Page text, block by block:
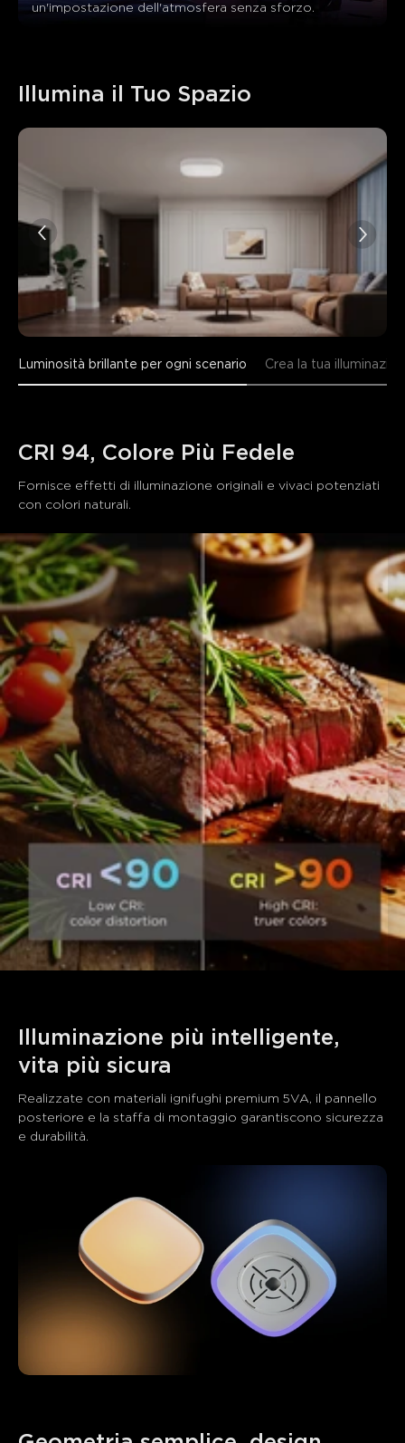
un'impostazione dell'atmosfera senza sforzo.
Illumina il Tuo Spazio
Luminosità brillante per ogni scenario Crea la tua
CRI 94, Colore Più Fedele
Fornisce effetti di illuminazione originali e vivaci potenziati
con colori naturali.
Illuminazione più intelligente,
vita più sicura
Realizzate con materiali ignifughi premium 5VA, il pannello
posteriore e la staffa di montaggio garantiscono sicurezza
e durabilità.